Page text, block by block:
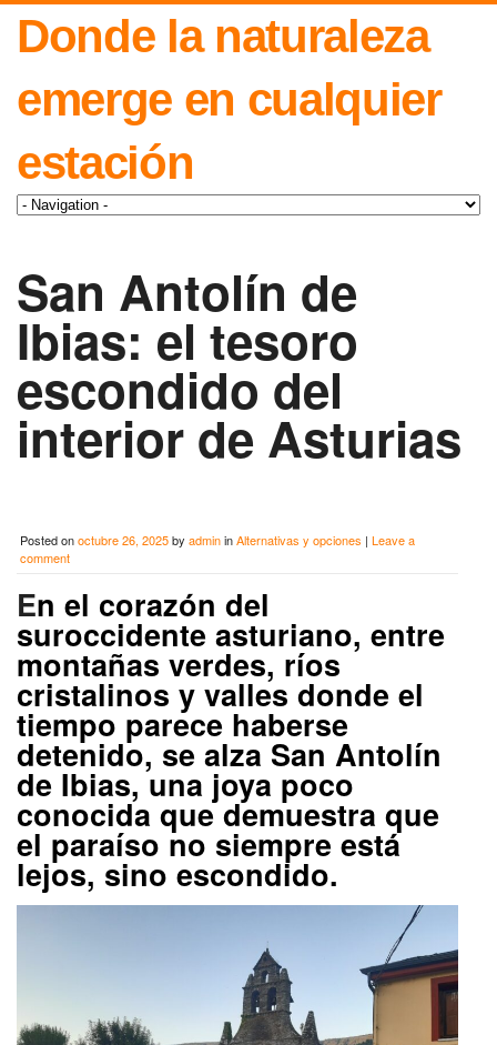
Donde la naturaleza
emerge en cualquier
estación
San Antolín de
Ibias: el tesoro
escondido del
interior de Asturias
Posted onoctubre 26, 2025by admininAlternativas y opciones | Leave a
comment
En el corazón del
suroccidente asturiano, entre
montañas verdes, ríos
cristalinos y valles donde el
tiempo parece haberse
detenido, se alza San Antolín
de Ibias, una joya poco
conocida que demuestra que
el paraíso no siempre está
lejos, sino escondido.